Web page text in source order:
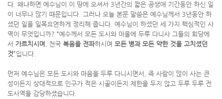
다. 왜냐하면 예수님이 이 땅에 오셔서 3년간의 짧은 공생애 기간동안 하신 일
이 너무나 많기 때문입니다. 그러나 오늘 본문 말씀은 예수님께서 3년동안 하
셨던 일을 일목요연하게 정리해 줍니다. 예수님이 하셨던 세 가지 핵심적인 사
역이 무엇입니까? “예수께서 모든 도시와 마을에 두루 다니사 그들의 회당에
서 가르치시며 , 천국 복음을 전파하시며 모든 병과 모든 약한 것을 고치셨던
것”입니다.
먼저 예수님은 모든 도시와 마음을 두루 다니시면서, 즉 사람이 많이 사는 큰
성이든지 상대적으로 인구가 적은 시골이든지 제한을 두지 않고 두루 두루 전
도사역을 감당하셨습니다.